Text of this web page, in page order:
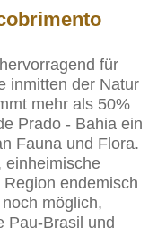
für
inmitten der Natur
mehr als 50%
Prado - Bahia ein
Fauna und Flora.
einheimische
endemisch
möglich,
Pau-Brasil und